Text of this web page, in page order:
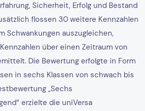
Sicherheit, Erfolg und Bestand
flossen 30 weitere Kennzahlen
Schwankungen auszugleichen,
über einen Zeitraum von
Die Bewertung erfolgte in Form
in sechs Klassen von schwach bis
„Sechs
erzielte die uniVersa